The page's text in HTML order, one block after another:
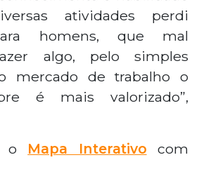
atividades perdi
homens, que mal
algo, pelo simples
mercado de trabalho o
é mais valorizado”,
o Mapa Interativo com